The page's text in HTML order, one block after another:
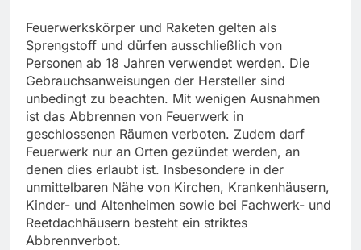
Feuerwerkskörper und Raketen gelten als
Sprengstoff und dürfen ausschließlich von
Personen ab 18 Jahren verwendet werden. Die
Gebrauchsanweisungen der Hersteller sind
unbedingt zu beachten. Mit wenigen Ausnahmen
ist das Abbrennen von Feuerwerk in
geschlossenen Räumen verboten. Zudem darf
Feuerwerk nur an Orten gezündet werden, an
denen dies erlaubt ist. Insbesondere in der
unmittelbaren Nähe von Kirchen, Krankenhäusern,
Kinder- und Altenheimen sowie bei Fachwerk- und
Reetdachhäusern besteht ein striktes
Abbrennverbot.